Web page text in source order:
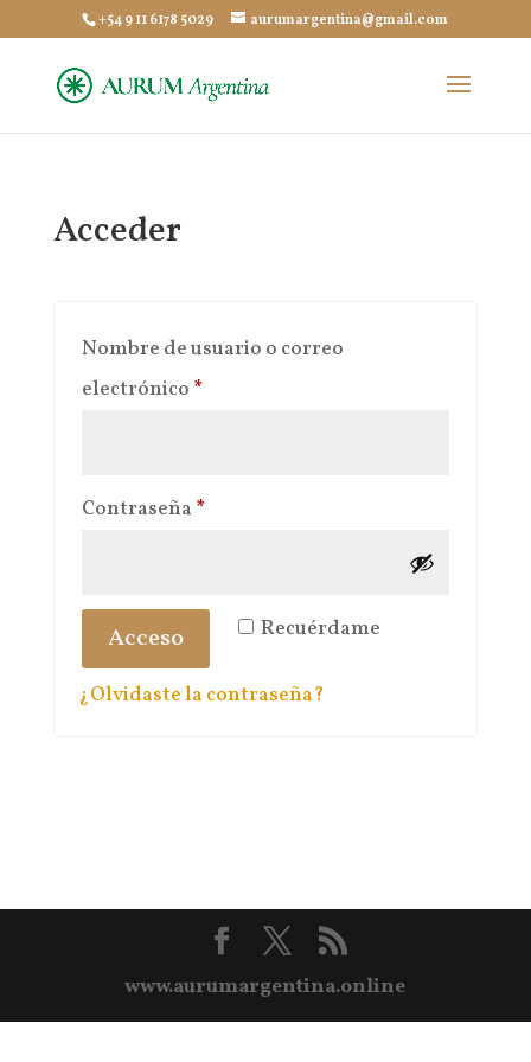
+54 9 11 6178 5029 aurumargentina@gmail.com
Acceder
Nombre de usuario o correo
electrónico *Obligatorio
Contraseña *Obligatorio
Recuérdame
Acceso
¿Olvidaste la contraseña?
www.aurumargentina.online